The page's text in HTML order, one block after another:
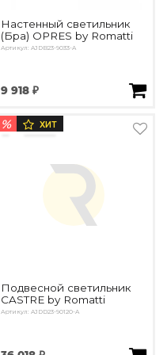
Настенный светильник
(Бра) OPRES by Romatti
Артикул: AJDB23-9033-A
9 918 ₽
% ХИТ
Подвесной светильник
CASTRE by Romatti
Артикул: AJDD23-90120-A